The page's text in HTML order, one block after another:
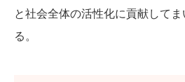
と社会全体の活性化に貢献して
る。